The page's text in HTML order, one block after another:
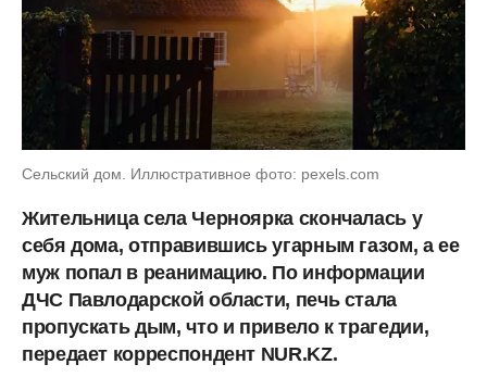
Сельский дом. Иллюстративное фото: pexels.com
Жительница села Черноярка скончалась у
себя дома, отправившись угарным газом, а ее
муж попал в реанимацию. По информации
ДЧС Павлодарской области, печь стала
пропускать дым, что и привело к трагедии,
передает корреспондент NUR.KZ.